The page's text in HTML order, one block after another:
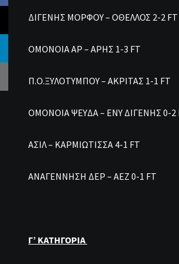
ΔΙΓΕΝΗΣ ΜΟΡΦΟΥ – ΟΘΕΛΛΟΣ 2-2 FT
ΟΜΟΝΟΙΑ ΑΡ – ΑΡΗΣ 1-3 FT
Π.Ο.ΞΥΛΟΤΥΜΠΟΥ – ΑΚΡΙΤΑΣ 1-1 FT
ΟΜΟΝΟΙΑ ΨΕΥΔΑ – ΕΝΥ ΔΙΓΕΝΗΣ 0-2
ΑΣΙΛ – ΚΑΡΜΙΩΤΙΣΣΑ 4-1 FT
ΑΝΑΓΕΝΝΗΣΗ
Γ’ ΚΑΤΗΓΟΡΙΑ